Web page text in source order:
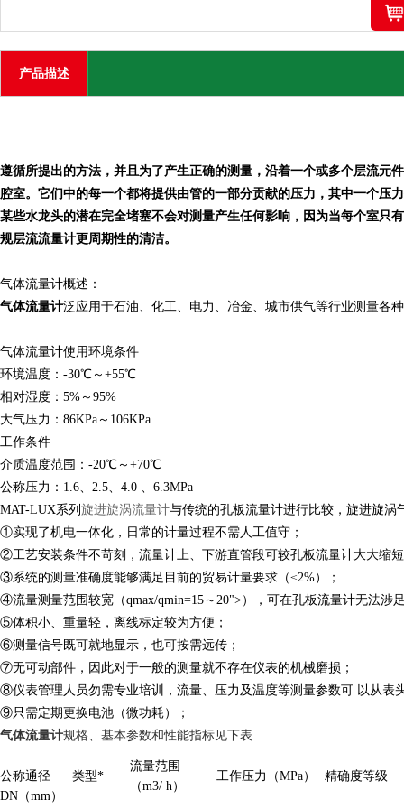
产品描述
遵循所提出的方法，并且为了产生正确的测量，沿着一个或多个层流元
腔室。它们中的每一个都将提供由管的一部分贡献的压力，其中一个压
某些水龙头的潜在完全堵塞不会对测量产生任何影响，因为当每个室只有一
规层流流量计更周期性的清洁。
气体流量计概述：
气体流量计泛应用于石油、化工、电力、冶金、城市供气等行业测
气体流量计使用环境条件
环境温度：-30℃～+55℃
相对湿度：5%～95%
大气压力：86KPa～106KPa
工作条件
介质温度范围：-20℃～+70℃
公称压力：1.6、2.5、4.0 、6.3MPa
MAT-LUX系列 旋进旋涡流量计与传统的孔板流量计进行比较，旋进旋涡
①实现了机电一体化，日常的计量过程不需人工值守；
②工艺安装条件不苛刻，流量计上、下游直管段可较孔板流量计大大缩短
③系统的测量准确度能够满足目前的贸易计量要求（≤2%）；
④流量测量范围较宽（qmax/qmin=15～20">），可在孔板流量计无法涉
⑤体积小、重量轻，离线标定较为方便；
⑥测量信号既可就地显示，也可按需远传；
⑦无可动部件，因此对于一般的测量就不存在仪表的机械磨损；
⑧仪表管理人员勿需专业培训，流量、压力及温度等测量参数可 以从表
⑨只需定期更换电池（微功耗）；
气体流量计规格、基本参数和性能指标见下表
公称通径
DN（mm）
类型*
流量范围
（m3/ h）
工作压力（MPa） 精确度等级